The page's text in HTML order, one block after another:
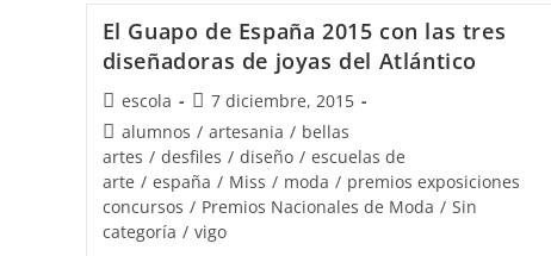
Apóstol
de
Ponteareas
y
la
escuela
El Guapo de España 2015 con las tres
diseñadoras de joyas del Atlántico
Autor
de
la
entrada:
escola
Publicación
de
la
entrada:
7 diciembre, 2015
Categoría
de
la
entrada:
alumnos / artesania / bellas
artes / desfiles / diseño / escuelas de
arte / españa / Miss / moda / premios exposiciones
concursos / Premios Nacionales de Moda / Sin
categoría / vigo